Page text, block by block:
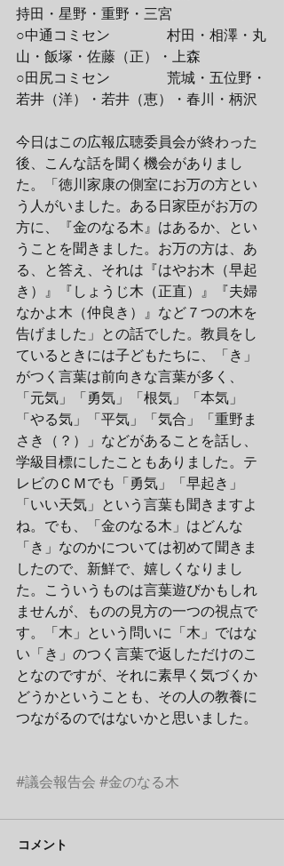
持田・星野・重野・三宮
○中通コミセン　　　　村田・相澤・丸
山・飯塚・佐藤（正）・上森
○田尻コミセン　　　　荒城・五位野・
若井（洋）・若井（恵）・春川・柄沢
今日はこの広報広聴委員会が終わった
後、こんな話を聞く機会がありまし
た。「徳川家康の側室にお万の方とい
う人がいました。ある日家臣がお万の
方に、『金のなる木』はあるか、とい
うことを聞きました。お万の方は、あ
る、と答え、それは『はやお木（早起
き）』『しょうじ木（正直）』『夫婦
なかよ木（仲良き）』など７つの木を
告げました」との話でした。教員をし
ているときには子どもたちに、「き」
がつく言葉は前向きな言葉が多く、
「元気」「勇気」「根気」「本気」
「やる気」「平気」「気合」「重野ま
さき（？）」などがあることを話し、
学級目標にしたこともありました。テ
レビのＣＭでも「勇気」「早起き」
「いい天気」という言葉も聞きますよ
ね。でも、「金のなる木」はどんな
「き」なのかについては初めて聞きま
したので、新鮮で、嬉しくなりまし
た。こういうものは言葉遊びかもしれ
ませんが、ものの見方の一つの視点で
す。「木」という問いに「木」ではな
い「き」のつく言葉で返しただけのこ
となのですが、それに素早く気づくか
どうかということも、その人の教養に
つながるのではないかと思いました。
#議会報告会 #金のなる木
コメント